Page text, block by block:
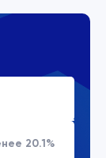
20.1%